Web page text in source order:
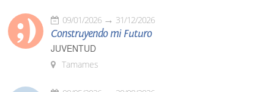
09/01/2026 31/12/2026
Construyendo mi Futuro
JUVENTUD
Tamames